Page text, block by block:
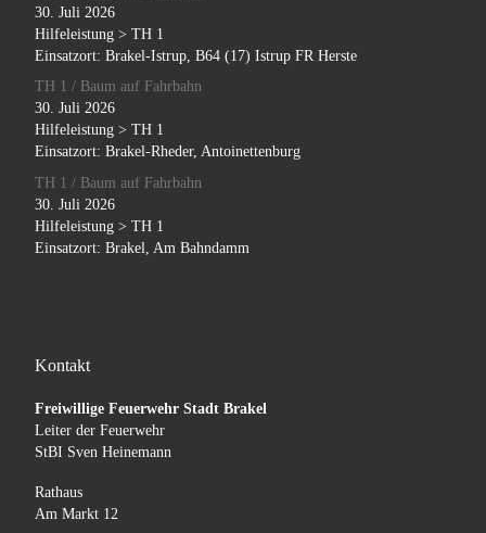
30. Juli 2026
Hilfeleistung > TH 1
Einsatzort: Brakel-Istrup, B64 (17) Istrup FR Herste
TH 1 / Baum auf Fahrbahn
30. Juli 2026
Hilfeleistung > TH 1
Einsatzort: Brakel-Rheder, Antoinettenburg
TH 1 / Baum auf Fahrbahn
30. Juli 2026
Hilfeleistung > TH 1
Einsatzort: Brakel, Am Bahndamm
Kontakt
Freiwillige Feuerwehr Stadt Brakel
Leiter der Feuerwehr
StBI Sven Heinemann
Rathaus
Am Markt 12